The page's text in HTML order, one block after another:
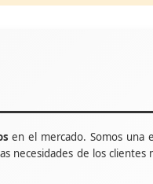
en el mercado. Somos una
necesidades de los clientes